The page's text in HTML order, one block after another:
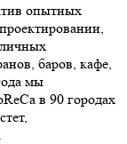
опытных
баров, кафе,
мы
в 90 городах